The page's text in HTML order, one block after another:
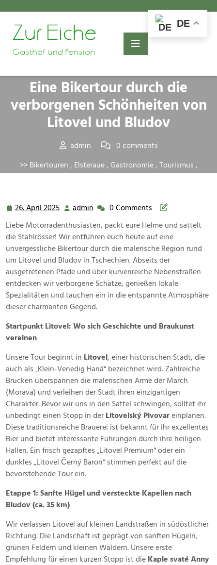
content
Posted On 26. April 2025
Kurvenrausch und Braukunst:
Eine Bikertour durch die
verborgenen Schönheiten von
Litovel und Bludov
admin
0 comments
>> Bikertouren , Elsteraue, Gastronomie, Tourismus ,
26. April 2025 26.
April
2025
admin admin0 Comments
Liebe Motorradenthusiasten, packt eure Helme und sattelt
die Stahlrösser! Wir entführen euch heute auf eine
unvergessliche Bikertour durch die malerische Region rund
um Litovel und Bludov in Tschechien. Abseits der
ausgetretenen Pfade und über kurvenreiche Nebenstraßen
entdecken wir verborgene Schätze, genießen lokale
Spezialitäten und tauchen ein in die entspannte Atmosphäre
dieser charmanten Gegend.
Startpunkt Litovel: Wo sich Geschichte und Braukunst
vereinen
Unsere Tour beginnt in Litovel, einer historischen Stadt, die
auch als „Klein-Venedig Haná“ bezeichnet wird. Zahlreiche
Brücken überspannen die malerischen Arme der March
(Morava) und verleihen der Stadt ihren einzigartigen
Charakter. Bevor wir uns in den Sattel schwingen, solltet ihr
unbedingt einen Stopp in der Litovelský Pivovareinplanen.
Diese traditionsreiche Brauerei ist bekannt für ihr exzellentes
Bier und bietet interessante Führungen durch ihre heiligen
Hallen. Ein frisch gezapftes „Litovel Premium“ oder ein
dunkles „Litovel Černý Baron“ stimmen perfekt auf die
bevorstehende Tour ein.
Etappe 1: Sanfte Hügel und versteckte Kapellen nach
Bludov (ca. 35 km)
Wir verlassen Litovel auf kleinen Landstraßen in südöstlicher
Richtung. Die Landschaft ist geprägt von sanften Hügeln,
grünen Feldern und kleinen Wäldern. Unsere erste
Empfehlung für einen kurzen Stopp ist die Kaple svaté Anny
DE